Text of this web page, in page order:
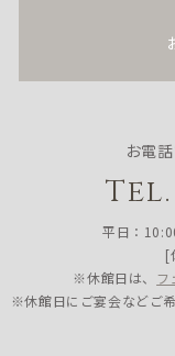
お電
Tel.
平日：
[
※休館日は、 フ
※休館日にご宴会などご